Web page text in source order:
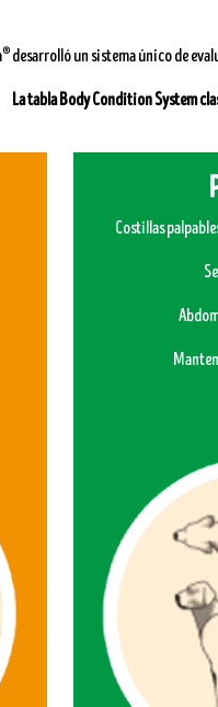
® desarrolló un sistema único de
La tabla Body Condition System
Costillas